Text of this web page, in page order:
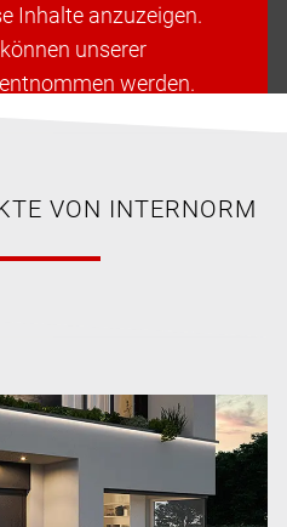
Inhalte anzuzeigen.
unserer
werden.
VON INTERNORM